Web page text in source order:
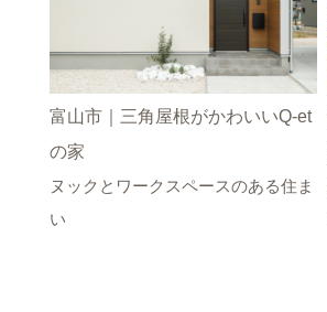
富山市｜三角屋根がかわいいQ-et
の家
ヌックとワークスペースのある住ま
い